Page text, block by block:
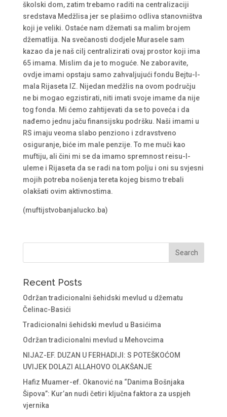
školski dom, zatim trebamo raditi na centralizaciji
sredstava Medžlisa jer se plašimo odliva stanovništva
koji je veliki. Ostaće nam džemati sa malim brojem
džematlija. Na svečanosti dodjele Murasele sam
kazao da je naš cilj centralizirati ovaj prostor koji ima
65 imama. Mislim da je to moguće. Ne zaboravite,
ovdje imami opstaju samo zahvaljujući fondu Bejtu-l-
mala Rijaseta IZ. Nijedan medžlis na ovom području
ne bi mogao egzistirati, niti imati svoje imame da nije
tog fonda. Mi ćemo zahtijevati da se to poveća i da
nađemo jednu jaču finansijsku podršku. Naši imami u
RS imaju veoma slabo penziono i zdravstveno
osiguranje, biće im male penzije. To me muči kao
muftiju, ali čini mi se da imamo spremnost reisu-l-
uleme i Rijaseta da se radi na tom polju i oni su svjesni
mojih potreba nošenja tereta kojeg bismo trebali
olakšati ovim aktivnostima.
(muftijstvobanjalucko.ba)
Recent Posts
Održan tradicionalni šehidski mevlud u džematu
Čelinac-Basići
Tradicionalni šehidski mevlud u Basićima
Održan tradicionalni mevlud u Mehovcima
NIJAZ-EF. DUZAN U FERHADIJI: S POTEŠKOĆOM
UVIJEK DOLAZI ALLAHOVO OLAKŠANJE
Hafiz Muamer-ef. Okanović na “Danima Bošnjaka
Šipova”: Kur’an nudi četiri ključna faktora za uspjeh
vjernika